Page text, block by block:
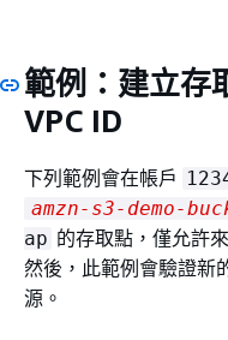
範例：建立存
VPC ID
下列範例會在帳戶
amzn-s3-demo-
ap 的存取點，僅允許
然後，此範例會驗證新
源。